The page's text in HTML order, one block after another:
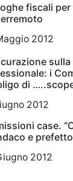
fiscali
2012
i
di
2012
case.
e prefetto
2012